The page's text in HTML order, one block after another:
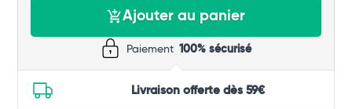
Ajouter au panier
Paiement 100% sécurisé
Livraison offerte dès 59€